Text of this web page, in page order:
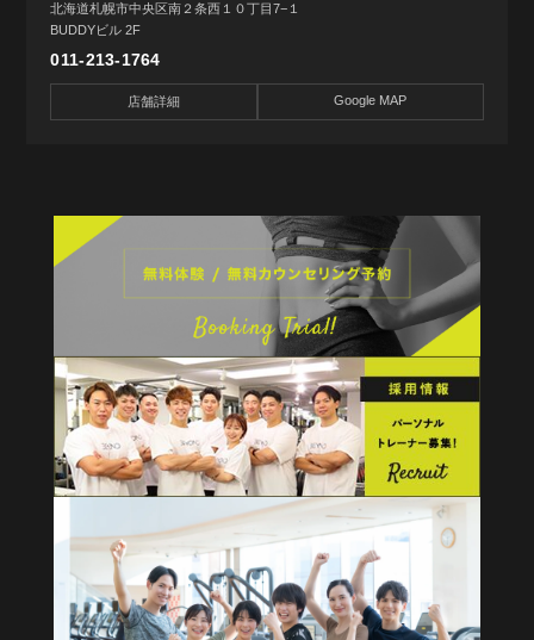
北海道札幌市中央区南２条西１０丁目7−１
BUDDYビル 2F
011-213-1764
店舗詳細 Google MAP